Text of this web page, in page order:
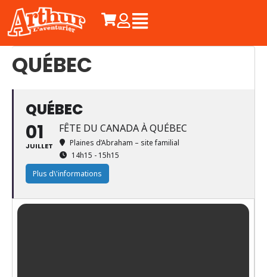
QUÉBEC
QUÉBEC
01
JUILLET
FÊTE DU CANADA À QUÉBEC
Plaines d’Abraham – site familial
14h15 - 15h15
Plus d\'informations